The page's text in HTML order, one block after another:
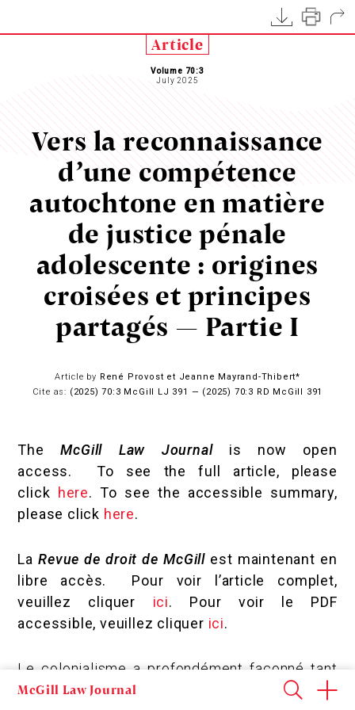
McGill Law Journal
Article
Volume 70:3
July 2025
Vers la reconnaissance
d’une compétence
autochtone en matière
de justice pénale
adolescente : origines
croisées et principes
partagés — Partie I
Article by René Provost et Jeanne Mayrand-Thibert*
Cite as: (2025) 70:3 McGill LJ 391 — (2025) 70:3 RD McGill 391
TheMcGill Law Journal is now open
access. To see the full article, please
click here. To see the accessible summary,
please click here.
LaRevue de droit de McGill est maintenant en
libre accès. Pour voir l’article complet,
veuillez cliquer ici. Pour voir le PDF
accessible, veuillez cliquer ici.
Le colonialisme a profondément façonné tant
la protection de la jeunesse que la justice